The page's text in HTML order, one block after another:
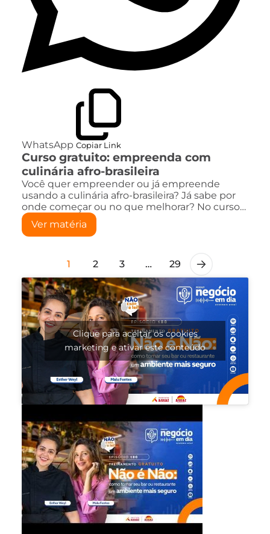
WhatsApp Copiar Link
Curso gratuito: empreenda com
culinária afro-brasileira
Você quer empreender ou já empreende
usando a culinária afro-brasileira? Já sabe por
onde começar ou no que melhorar? No curso…
Ver matéria
1 2 3 … 29
Clique para aceitar os cookies
marketing e ativar este conteúdo